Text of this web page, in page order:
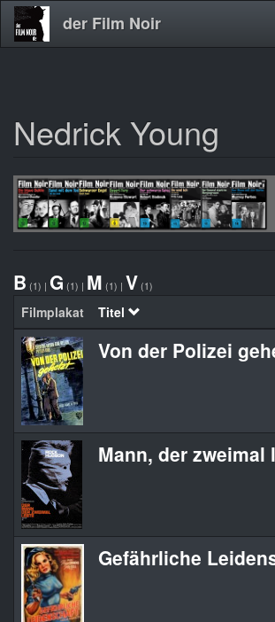
Direkt
zum
der Film Noir
Nedrick Young
B (1) | G (1) | M (1) | V (1)
Filmplakat Titel
Von der Polizei
Mann, der zweimal
Gefährliche